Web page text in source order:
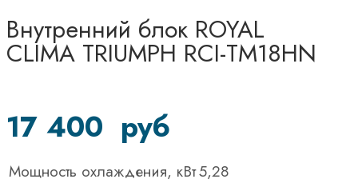
Внутренний блок ROYAL
CLIMA TRIUMPH RCI-TM18HN
17 400 руб
Мощность охлаждения, кВт5,28